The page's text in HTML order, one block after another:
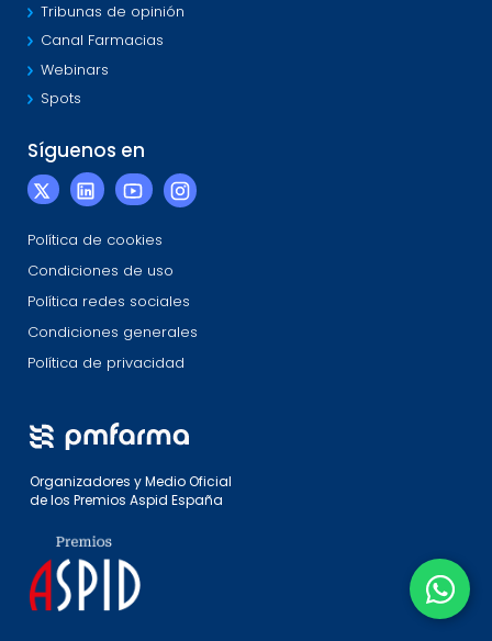
Tribunas de opinión
Canal Farmacias
Webinars
Spots
Síguenos en
Política de cookies
Condiciones de uso
Política redes sociales
Condiciones generales
Política de privacidad
Organizadores y Medio Oficial
de los Premios Aspid España